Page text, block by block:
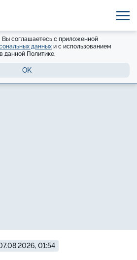
Вы соглашаетесь с приложенной
данных и с использованием
данной Политике.
OK
01:54